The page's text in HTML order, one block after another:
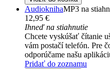
AudioknihaMP3 na
12,95 €
Ihneď na stiahnutie
Chcete vyskúšať čítanie
vám postačí telefón. Pre
odporúčame našu
Pridať do zoznamu